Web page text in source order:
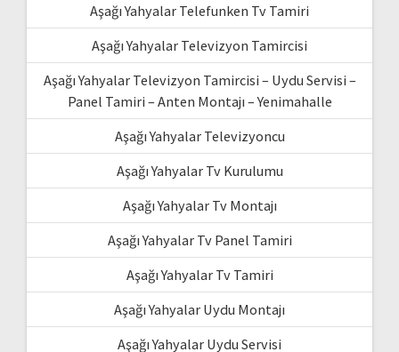
Aşağı Yahyalar Telefunken Tv Tamiri
Aşağı Yahyalar Televizyon Tamircisi
Aşağı Yahyalar Televizyon Tamircisi – Uydu Servisi –
Panel Tamiri – Anten Montajı – Yenimahalle
Aşağı Yahyalar Televizyoncu
Aşağı Yahyalar Tv Kurulumu
Aşağı Yahyalar Tv Montajı
Aşağı Yahyalar Tv Panel Tamiri
Aşağı Yahyalar Tv Tamiri
Aşağı Yahyalar Uydu Montajı
Aşağı Yahyalar Uydu Servisi